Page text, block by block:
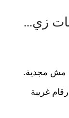
زي...
مش مجدية.
غريبة